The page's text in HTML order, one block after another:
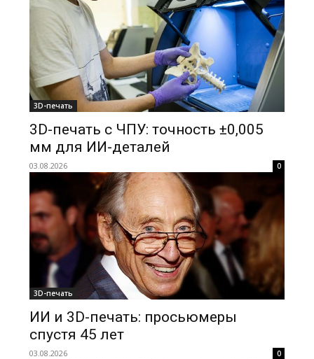
3D-печать
3D-печать с ЧПУ: точность ±0,005
мм для ИИ-деталей
03.08.2026 0
3D-печать
ИИ и 3D-печать: просьюмеры
спустя 45 лет
03.08.2026 0